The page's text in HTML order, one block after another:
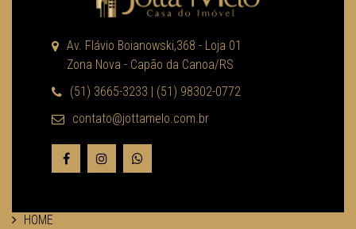
Av. Flávio Boianowski,368 - Loja 01
Zona Nova - Capão da Canoa/RS
(51) 3665-3233 | (51) 98302-0772
contato@jottamelo.com.br
HOME